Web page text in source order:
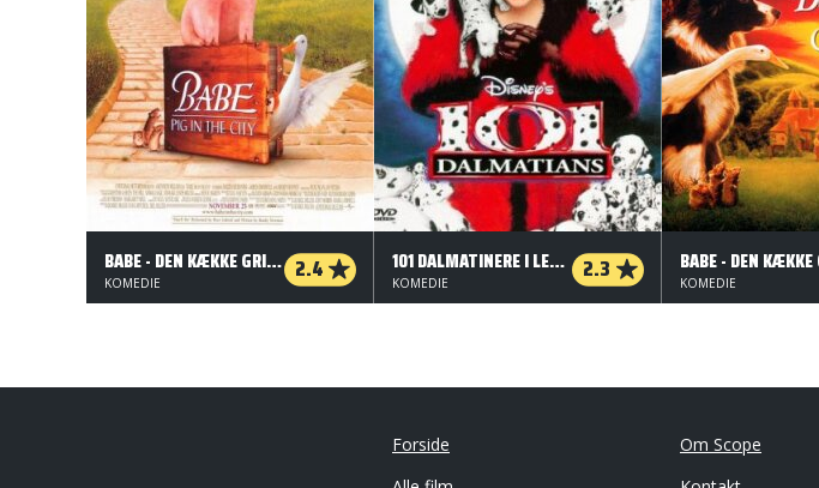
BABE - DEN KÆKKE GRIS KOMMER TIL BYEN 2.4
KOMEDIE
101 DALMATINERE I LEVENDE LIVE 2.3
KOMEDIE
BABE - DEN KÆKKE
KOMEDIE
Forside
Om Scope